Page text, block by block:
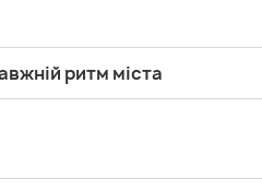
ритм міста